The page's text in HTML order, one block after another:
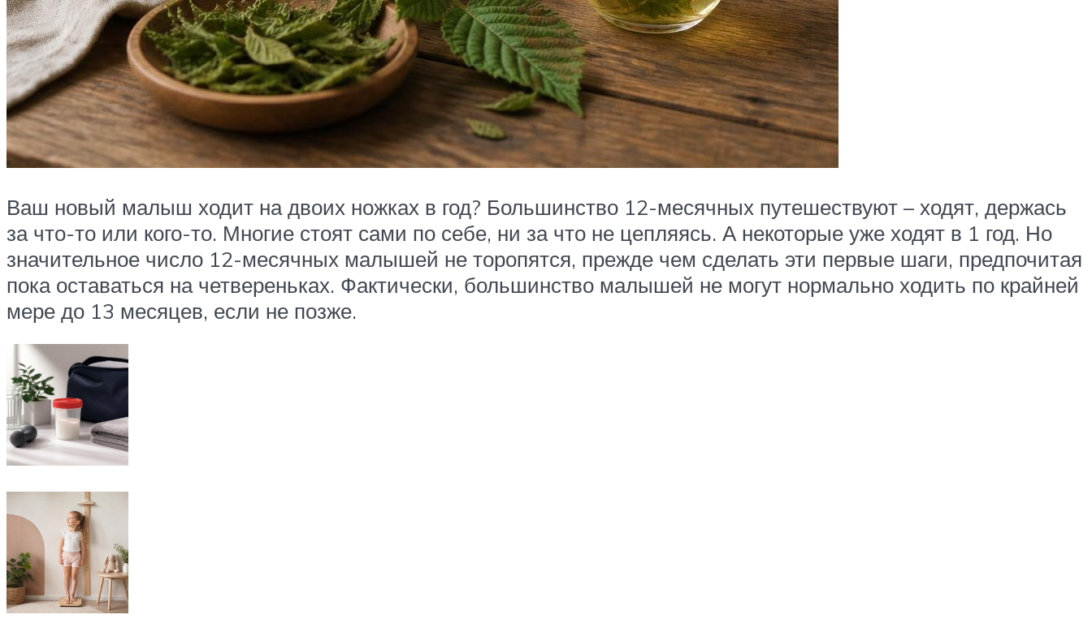
Ваш новый малыш ходит на двоих ножках в год? Большинство 12-месячных путешествуют – ходят, держась
за что-то или кого-то. Многие стоят сами по себе, ни за что не цепляясь. А некоторые уже ходят в 1 год. Но
значительное число 12-месячных малышей не торопятся, прежде чем сделать эти первые шаги, предпочитая
пока оставаться на четвереньках. Фактически, большинство малышей не могут нормально ходить по крайней
мере до 13 месяцев, если не позже.